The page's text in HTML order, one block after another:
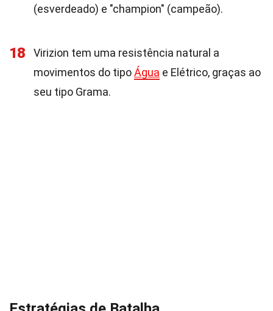
(esverdeado) e "champion" (campeão).
18
Virizion tem uma resistência natural a
movimentos do tipoÁgua e Elétrico, graças ao
seu tipo Grama.